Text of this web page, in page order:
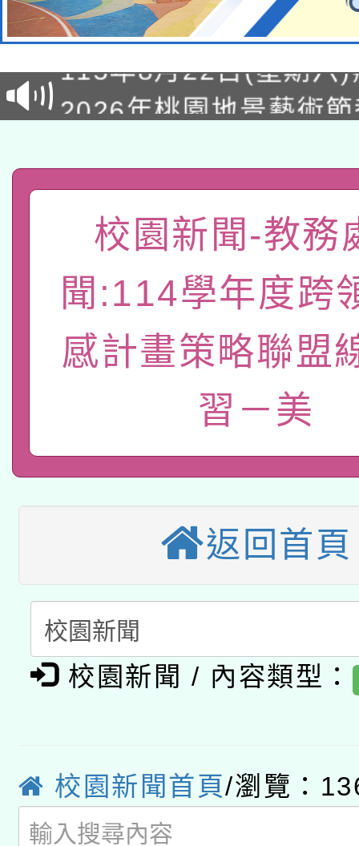
轉知經濟部水利署委託
用水績優單位及節水達
桃園市孔廟祈福系列
2026年桃園地景藝術
關事宜
轉知教育部國民及學前
國立臺灣師範大學辦
年度健康促進學校輔導
業成長研習」實施計畫
函轉國家教育研究院
原住民族教育政策研討
族教育國際趨勢與發展
轉知教育部國民及學前
新北市政府教育局辦理
師專業成長研習實施計
方素養工作坊新北場」
函轉國立臺灣師範大學
族語言臺北學習中心
「族語學習班」招生簡
轉知有關國立成功大學
件」活動簡章
教育部國民及學前教育
年度COVID-19疫苗接
接種對象擴大為「滿6
接種之民眾」措施，延
月28日止
轉知經濟部水利署委託
業技術研究院辦理「
用水績優單位及節水達
115年8月22日(星期六
桃園市孔廟祈福系列
開 智慧啟航」
「2026桃園藝術巡演
關事宜
轉知教育部國民及學前
國立臺灣師範大學辦理
年度健康促進學校輔導
函轉國家教育研究院中
原住民族教育政策研討
轉知教育部國民及學前
新北市政府教育局辦
方素養工作坊新北場」
函轉國立臺灣師範大學
「族語學習班」招生簡
文教學共融平台-教案
件」活動簡章
教育部國民及學前教育
年度COVID-19疫苗接
校園新聞-教務
聞:114學年度跨
感計畫策略聯盟
習－美
返回首頁
校園新聞 / 內容類型：
校園新聞首頁/瀏覽：